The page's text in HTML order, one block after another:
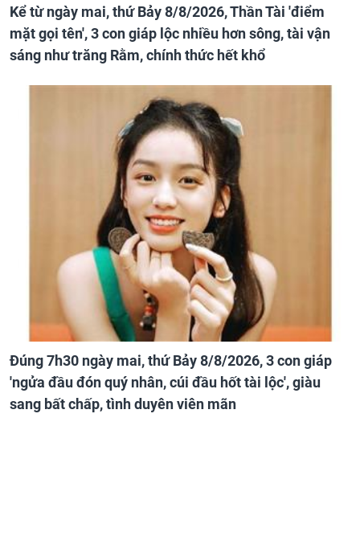
Kể từ ngày mai, thứ Bảy 8/8/2026, Thần Tài 'điểm
mặt gọi tên', 3 con giáp lộc nhiều hơn sông, tài vận
sáng như trăng Rằm, chính thức hết khổ
Đúng 7h30 ngày mai, thứ Bảy 8/8/2026, 3 con giáp
'ngửa đầu đón quý nhân, cúi đầu hốt tài lộc', giàu
sang bất chấp, tình duyên viên mãn